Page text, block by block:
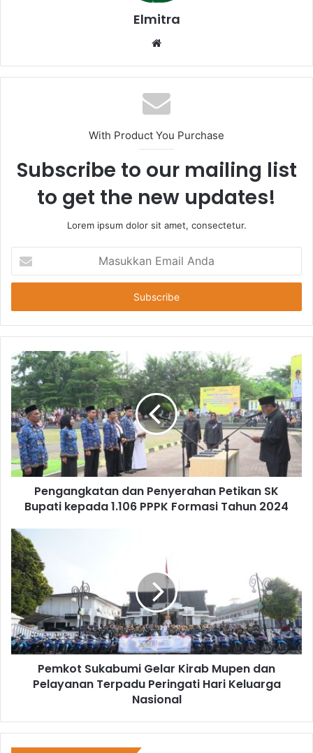
Elmitra
Website
With Product You Purchase
Subscribe to our mailing list
to get the new updates!
Lorem ipsum dolor sit amet, consectetur.
Email
Anda
Pengangkatan dan Penyerahan Petikan SK
Bupati kepada 1.106 PPPK Formasi Tahun 2024
Pemkot Sukabumi Gelar Kirab Mupen dan
Pelayanan Terpadu Peringati Hari Keluarga
Nasional